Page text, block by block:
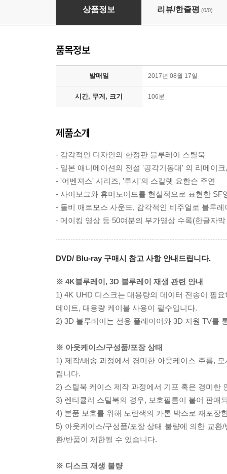
공각기동대: 고스트 인 더 쉘 (2Disc 2D+3D 스
상품정보 리뷰/한줄평 (0/0)
품목정보
발매일 2017년 08월 17일
시간, 무게, 크기 106분
제품소개
- 감각적인 디자인의 한정판 블루레이 스틸북
- 일본 애니메이션의 전설 '공각기동대' 의 리메이
- '어벤져스' 시리즈, '루시'의 스칼렛 요한슨 주연
- 사이보그와 휴머노이드를 현실적으로 표현한
- 돌비 애트모스 사운드, 감각적인 비주얼로 블루
- 메이킹 영상 등 50여분의 부가영상 수록(한글자
DVD/ Blu-ray 구매시 참고 사항 안내드립니다.
※ 4K블루레이, 3D 블루레이 재생 관련 안내
1) 4K UHD 디스크는 대용량의 데이터 전송이 필
데이트, 대용량 케이블 사용이 필수입니다.
2) 3D 블루레이는 전용 플레이어와 3D 지원 TV를
※ 아웃케이스/구성품/포장 상태
1) 제작/배송 과정에서 경미한 아웃케이스 주름,
립니다.
2) 스틸북 케이스 제작 과정에서 기포 혹은 경미한
3) 렌티큘러 스틸북의 경우, 보호필름이 붙어 판매
4) 본품 보호를 위해 노란색의 카톤 박스로 재포장
5) 아웃케이스/구성품/포장 상태 불량에 의한 교
환/반품이 제한될 수 있습니다.
※ 디스크 재생 불량